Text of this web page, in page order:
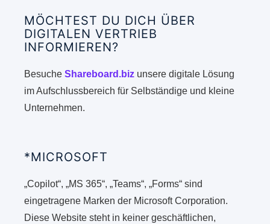
MÖCHTEST DU DICH ÜBER
DIGITALEN VERTRIEB
INFORMIEREN?
BesucheShareboard.biz unsere digitale Lösung
im Aufschlussbereich für Selbständige und kleine
Unternehmen.
*MICROSOFT
„Copilot“, „MS 365“, „Teams“, „Forms“ sind
eingetragene Marken der Microsoft Corporation.
Diese Website steht in keiner geschäftlichen,